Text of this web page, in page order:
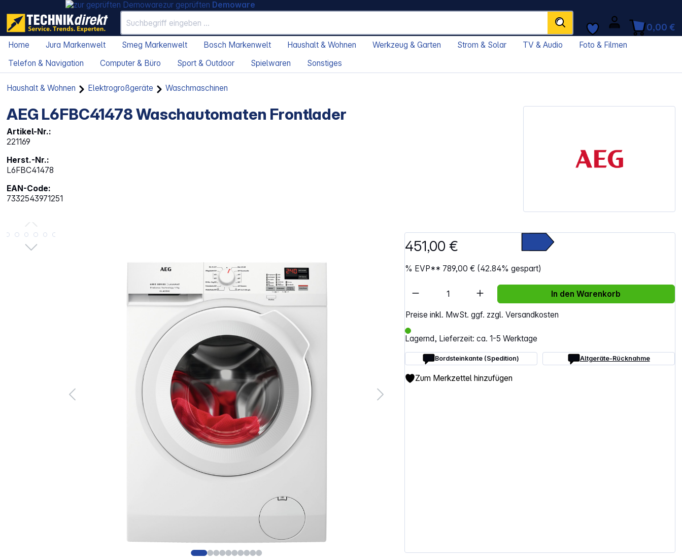
zur geprüften Demoware
0,00 €
Home Jura Markenwelt Smeg Markenwelt Bosch Markenwelt Haushalt & Wohnen Werkzeug & Garten Strom & Solar TV & Audio
Foto & Filmen
Telefon & Navigation
Computer & Büro Sport & Outdoor Spielwaren Sonstiges
Haushalt & Wohnen Elektrogroßgeräte Waschmaschinen
AEG L6FBC41478 Waschautomaten Frontlader
Artikel-Nr.:
221169
Herst.-Nr.:
L6FBC41478
EAN-Code:
7332543971251
Bildergalerie überspringen
451,00 €
% EVP** 789,00 € (42.84% gespart)
Preise inkl. MwSt. ggf. zzgl. Versandkosten
Lagernd, Lieferzeit: ca. 1-5 Werktage
Bordsteinkante (Spedition) Altgeräte-Rücknahme
Artikel Anzahl: Gib den gewünschten Wert ein
In den Warenkorb
Zum Merkzettel hinzufügen